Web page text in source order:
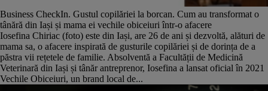
Business CheckIn. Gustul copilăriei la borcan. Cum au transformat o
tânără din Iași și mama ei vechile obiceiuri într-o afacere
Iosefina Chiriac (foto) este din Iași, are 26 de ani și dezvoltă, alături de
mama sa, o afacere inspirată de gusturile copilăriei și de dorința de a
păstra vii rețetele de familie. Absolventă a Facultății de Medicină
Veterinară din Iași și tânăr antreprenor, Iosefina a lansat oficial în 2021
Vechile Obiceiuri, un brand local de...